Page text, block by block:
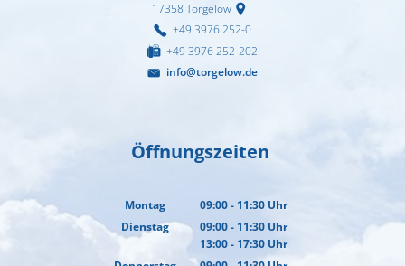
17358 Torgelow
+49 3976 252-0
+49 3976 252-202
info@torgelow.de
Öffnungszeiten
Montag 09:00- 11:30Uhr
Von 09:00 bis 11:30 Uhr
Dienstag 09:00- 11:30Uhr
Von 09:00 bis 11:30 Uhr
13:00- 17:30Uhr
Von 13:00 bis 17:30 Uhr